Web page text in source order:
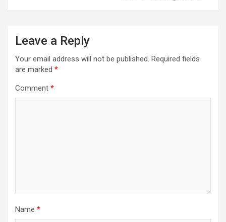
Leave a Reply
Your email address will not be published. Required fields
are marked *
Comment *
Name *